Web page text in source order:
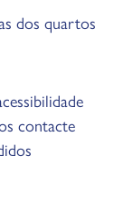
dos quartos
contacte